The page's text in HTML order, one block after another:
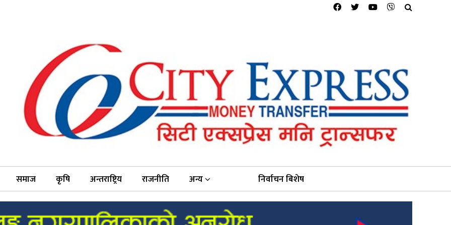
समाज कृषि अन्तराष्ट्रिय राजनीति अन्य निर्वाचन बिशेष